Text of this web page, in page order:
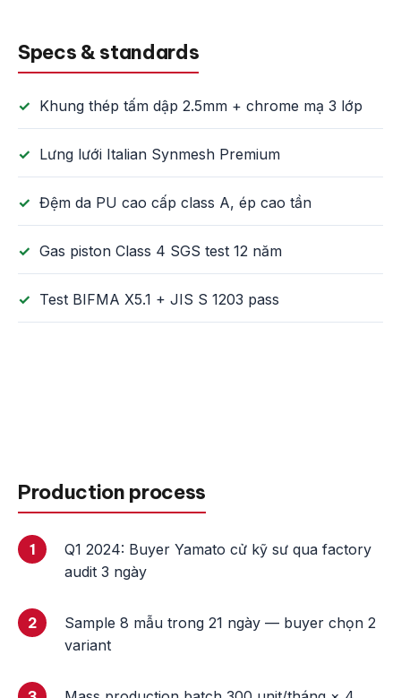
Specs & standards
Khung thép tấm dập 2.5mm + chrome mạ 3 lớp
Lưng lưới Italian Synmesh Premium
Đệm da PU cao cấp class A, ép cao tần
Gas piston Class 4 SGS test 12 năm
Test BIFMA X5.1 + JIS S 1203 pass
Production process
1
Q1 2024: Buyer Yamato cử kỹ sư qua factory
audit 3 ngày
2
Sample 8 mẫu trong 21 ngày — buyer chọn 2
variant